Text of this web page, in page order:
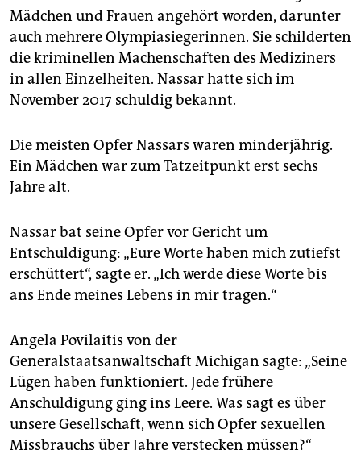
Mädchen und Frauen angehört worden, darunter
auch mehrere Olympiasiegerinnen. Sie schilderten
die kriminellen Machenschaften des Mediziners
in allen Einzelheiten. Nassar hatte sich im
November 2017 schuldig bekannt.
Die meisten Opfer Nassars waren minderjährig.
Ein Mädchen war zum Tatzeitpunkt erst sechs
Jahre alt.
Nassar bat seine Opfer vor Gericht um
Entschuldigung: „Eure Worte haben mich zutiefst
erschüttert“, sagte er. „Ich werde diese Worte bis
ans Ende meines Lebens in mir tragen.“
Angela Povilaitis von der
Generalstaatsanwaltschaft Michigan sagte: „Seine
Lügen haben funktioniert. Jede frühere
Anschuldigung ging ins Leere. Was sagt es über
unsere Gesellschaft, wenn sich Opfer sexuellen
Missbrauchs über Jahre verstecken müssen?“